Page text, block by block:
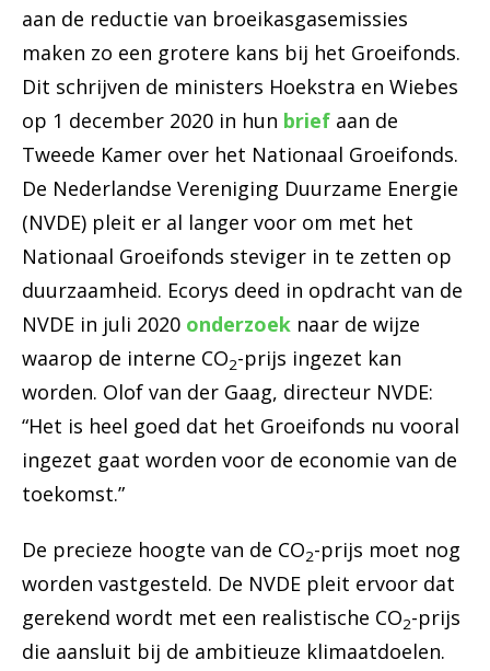
aan de reductie van broeikasgasemissies
maken zo een grotere kans bij het Groeifonds.
Dit schrijven de ministers Hoekstra en Wiebes
op 1 december 2020 in hun brief aan de
Tweede Kamer over het Nationaal Groeifonds.
De Nederlandse Vereniging Duurzame Energie
(NVDE) pleit er al langer voor om met het
Nationaal Groeifonds steviger in te zetten op
duurzaamheid. Ecorys deed in opdracht van de
NVDE in juli 2020 onderzoek naar de wijze
waarop de interne CO2-prijs ingezet kan
worden. Olof van der Gaag, directeur NVDE:
“Het is heel goed dat het Groeifonds nu vooral
ingezet gaat worden voor de economie van de
toekomst.”
De precieze hoogte van de CO2-prijs moet nog
worden vastgesteld. De NVDE pleit ervoor dat
gerekend wordt met een realistische CO2-prijs
die aansluit bij de ambitieuze klimaatdoelen.